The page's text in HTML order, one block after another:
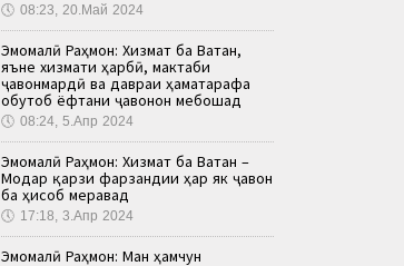
🕔 08:23, 20.Май 2024
Эмомалӣ Раҳмон: Хизмат ба Ватан,
яъне хизмати ҳарбӣ, мактаби
ҷавонмардӣ ва давраи ҳаматарафа
обутоб ёфтани ҷавонон мебошад
🕔 08:24, 5.Апр 2024
Эмомалӣ Раҳмон: Хизмат ба Ватан –
Модар қарзи фарзандии ҳар як ҷавон
ба ҳисоб меравад
🕔 17:18, 3.Апр 2024
Эмомалӣ Раҳмон: Ман ҳамчун